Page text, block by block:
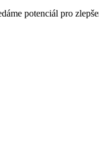
potenciál pro